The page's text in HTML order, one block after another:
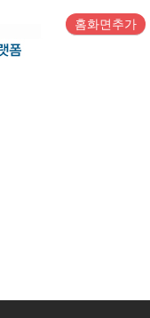
홈화면추가